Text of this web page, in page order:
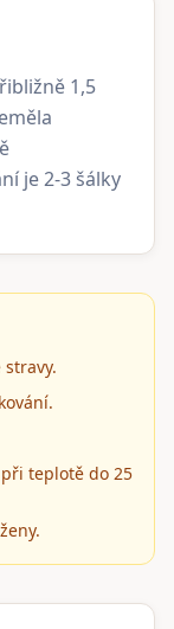
1,5
je 2-3 šálky
teplotě do 25